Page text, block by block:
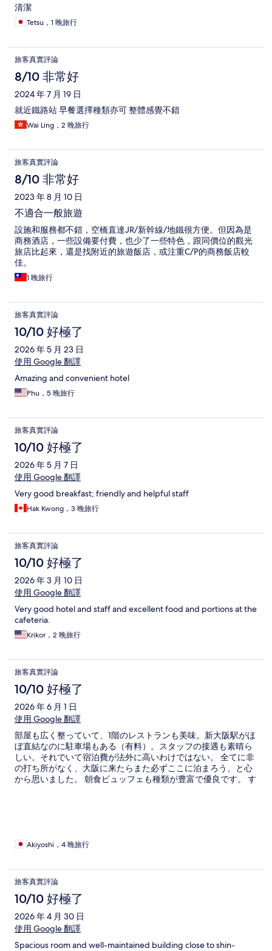
清潔
Tetsu，1 晚旅行
旅客真實評論
8/10 非常好
2024 年 7 月 19 日
就近鐵路站 早餐選擇種類亦可 整體感覺不錯
Wai Ling，2 晚旅行
旅客真實評論
8/10 非常好
2023 年 8 月 10 日
不適合一般旅遊
設施和服務都不錯，空橋直達JR/新幹線/地鐵很方便。但因為是
商務酒店，一些設備要付費，也少了一些特色，跟同價位的觀光
旅店比起來，還是找附近的旅遊飯店，或注重C/P的商務飯店較
佳。
1 晚旅行
旅客真實評論
10/10 好極了
2026 年 5 月 23 日
使用 Google 翻譯
Amazing and convenient hotel
Phu，5 晚旅行
旅客真實評論
10/10 好極了
2026 年 5 月 7 日
使用 Google 翻譯
Very good breakfast; friendly and helpful staff
Hak Kwong，3 晚旅行
旅客真實評論
10/10 好極了
2026 年 3 月 10 日
使用 Google 翻譯
Very good hotel and staff and excellent food and portions at the
cafeteria.
Krikor，2 晚旅行
旅客真實評論
10/10 好極了
2026 年 6 月 1 日
使用 Google 翻譯
部屋も広く整っていて、1階のレストランも美味。新大阪駅がほ
ぼ直結なのに駐車場もある（有料）。スタッフの接遇も素晴ら
しい。それでいて宿泊費が法外に高いわけではない。 全てに非
の打ち所がなく、大阪に来たらまた必ずここに泊まろう、と心
から思いました。 朝食ビュッフェも種類が豊富で優良です。 す
Akiyoshi，4 晚旅行
旅客真實評論
10/10 好極了
2026 年 4 月 30 日
使用 Google 翻譯
Spacious room and well-maintained building close to shin-